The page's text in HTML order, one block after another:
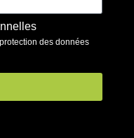
des données